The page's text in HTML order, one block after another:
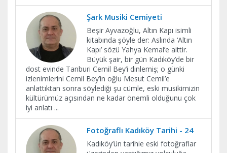
Şark Musiki Cemiyeti
Beşir Ayvazoğlu, Altın Kapı isimli
kitabında şöyle der: Aslında ‘Altın
Kapı’ sözü Yahya Kemal’e aittir.
Büyük şair, bir gün Kadıköy’de bir
dost evinde Tanburi Cemil Bey’i dinlemiş; o günki
izlenimlerini Cemil Bey’in oğlu Mesut Cemil’e
anlattıktan sonra söylediği şu cümle, eski musikimizin
kültürümüz açısından ne kadar önemli olduğunu çok
iyi anlatı ...
Fotoğraflı Kadıköy Tarihi - 24
Kadıköy’ün tarihie eski fotoğraflar